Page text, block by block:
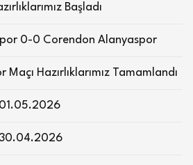
Başladı
0-0 Corendon Alanyaspor
Hazırlıklarımız Tamamlandı
30.04.2026